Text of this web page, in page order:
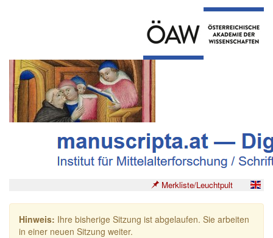
Merkliste/Leuchtpult
Hinweis: Ihre bisherige Sitzung ist abgelaufen. Sie arbeiten
in einer neuen Sitzung weiter.